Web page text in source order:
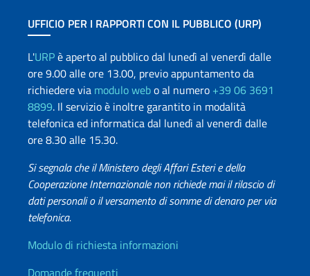
UFFICIO PER I RAPPORTI CON IL PUBBLICO (URP)
L'URPè aperto al pubblico dal lunedì al venerdì dalle
ore 9.00 alle ore 13.00, previo appuntamento da
richiedere via modulo webo al numero +39 06 3691
8899. Il servizio è inoltre garantito in modalità
telefonica ed informatica dal lunedì al venerdì dalle
ore 8.30 alle 15.30.
Si segnala che il Ministero degli Affari Esteri e della
Cooperazione Internazionale non richiede mai il rilascio di
dati personali o il versamento di somme di denaro per via
telefonica.
Info utili
Modulo di richiesta informazioni
Domande frequenti